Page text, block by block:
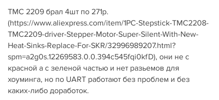
TMC 2209 брал 4шт по 271р.
(https://www.aliexpress.com/item/1PC-Stepstick-TMC2208-
TMC2209-driver-Stepper-Motor-Super-Silent-With-New-
Heat-Sinks-Replace-For-SKR/32996989207.html?
spm=a2g0s.12269583.0.0.394c545fqi0kfD), они не с
красной а с зеленой частью и нет разьемов для
хоуминга, но по UART работают без проблем и без
каких-либо доработок.